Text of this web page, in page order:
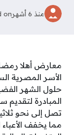
منذ 6 أشهر on
الأسر المصرية
حلول الشهر
المبادرة
تصل إلى نحو
مما يخفف